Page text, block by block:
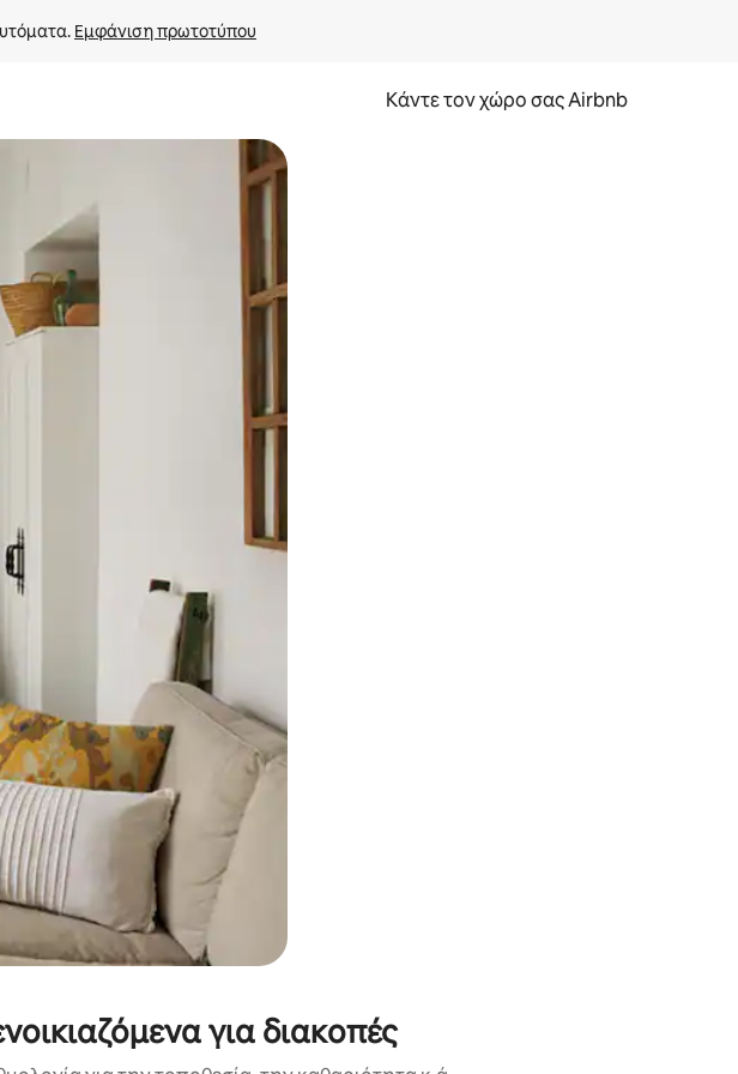
Εμφάνιση πρωτοτύπου
Κάντε τον χώρο σας Airbnb
και κάτω βέλους, να την εξερευνήσετε με την αφή ή να τη σύρετε με τα δάχτυλα.
για διακοπές